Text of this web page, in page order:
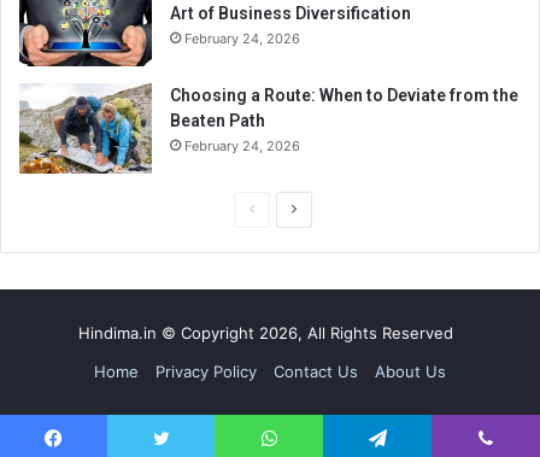
Art of Business Diversification
February 24, 2026
Choosing a Route: When to Deviate from the
Beaten Path
February 24, 2026
PreviousNext
Hindima.in © Copyright 2026, All Rights Reserved
Home
Privacy Policy Contact Us About Us